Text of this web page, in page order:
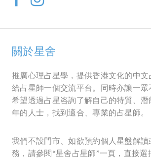
關於星舍
推廣心理占星學，提供香港文化的中文
給占星師一個交流平台。同時亦讓一眾
希望透過占星咨詢了解自己的特質、
年的人士，找到適合、專業的占星師。
我們不設門市、如欲預約個人星盤解讀
務，請參閱“星舍占星師”一頁，直接選